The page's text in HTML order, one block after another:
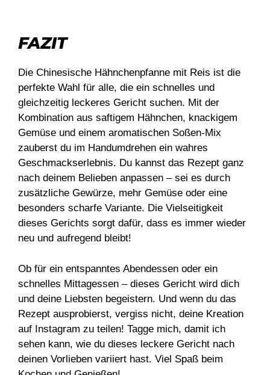
FAZIT
Die Chinesische Hähnchenpfanne mit Reis ist die
perfekte Wahl für alle, die ein schnelles und
gleichzeitig leckeres Gericht suchen. Mit der
Kombination aus saftigem Hähnchen, knackigem
Gemüse und einem aromatischen Soßen-Mix
zauberst du im Handumdrehen ein wahres
Geschmackserlebnis. Du kannst das Rezept ganz
nach deinem Belieben anpassen – sei es durch
zusätzliche Gewürze, mehr Gemüse oder eine
besonders scharfe Variante. Die Vielseitigkeit
dieses Gerichts sorgt dafür, dass es immer wieder
neu und aufregend bleibt!
Ob für ein entspanntes Abendessen oder ein
schnelles Mittagessen – dieses Gericht wird dich
und deine Liebsten begeistern. Und wenn du das
Rezept ausprobierst, vergiss nicht, deine Kreation
auf Instagram zu teilen! Tagge mich, damit ich
sehen kann, wie du dieses leckere Gericht nach
deinen Vorlieben variiert hast. Viel Spaß beim